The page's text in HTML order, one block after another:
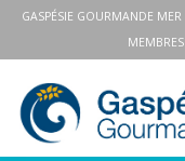
GASPÉSIE GOURMANDE MER
MEMBRES